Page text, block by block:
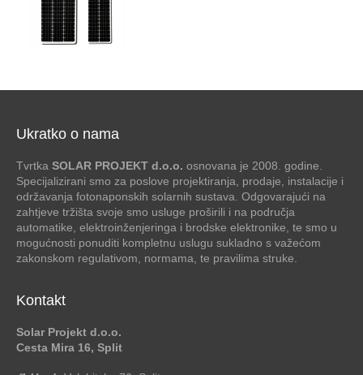
Ukratko o nama
Tvrtka SOLAR PROJEKT d.o.o. osnovana je 2008. godine.
Specijalizirani smo za poslove projektiranja, prodaje, instalacije i
održavanja fotonaponskih solarnih sustava. Odgovarajući na
zahtjeve tržišta svoje smo usluge proširili i na područja
automatike, elektroinženjeringa i brodske elektronike, te smo u
mogućnosti ponuditi kompletnu uslugu sukladno s važećom
zakonskom regulativom, normama, te pravilima struke.
Kontakt
Solar Projekt d.o.o.
Cesta Mira 16, Split